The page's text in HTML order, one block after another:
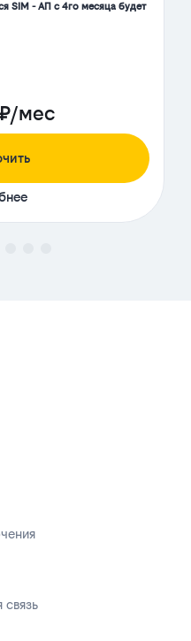
SIM - АП с 4го месяца будет
мес